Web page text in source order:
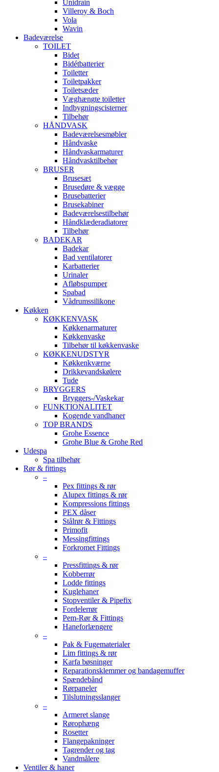
Unidrain
Villeroy & Boch
Vola
Wavin
Badeværelse
TOILET
Bidet
Bidétbatterier
Toiletter
Toiletpakker
Toiletsæder
Væghængte toiletter
Indbygningscisterner
Tilbehør
HÅNDVASK
Badeværelsesmøbler
Håndvaske
Håndvaskarmaturer
Håndvasktilbehør
BRUSER
Brusesæt
Brusedøre & vægge
Brusebatterier
Brusekabiner
Badeværelsestilbehør
Håndklæderadiatorer
Tilbehør
BADEKAR
Badekar
Bad ventilatorer
Karbatterier
Urinaler
Afløbspumper
Spabad
Vådrumssilikone
Køkken
KØKKENVASK
Køkkenarmaturer
Køkkenvaske
Tilbehør til køkkenvaske
KØKKENUDSTYR
Køkkenkværne
Drikkevandskølere
Tude
BRYGGERS
Bryggers-/Vaskekar
FUNKTIONALITET
Kogende vandhaner
TOP BRANDS
Grohe Essence
Grohe Blue & Grohe Red
Udespa
Spa tilbehør
Rør & fittings
–
Pex fittings & rør
Alupex fittings & rør
Kompressions fittings
PEX dåser
Stålrør & Fittings
Primofit
Messingfittings
Forkromet Fittings
–
Pressfittings & rør
Kobberrør
Lodde fittings
Kuglehaner
Stopventiler & Pipefix
Fordelerrør
Pem-Rør & Fittings
Haneforlængere
–
Pak & Fugematerialer
Lim fittings & rør
Karfa bøsninger
Reparationsklemmer og bandagemuffer
Spændebånd
Rørpaneler
Tilslutningsslanger
–
Armeret slange
Rørophæng
Rosetter
Flangepakninger
Tagrender og tag
Vandmålere
Ventiler & haner